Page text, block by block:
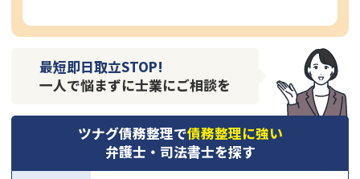
最短即日取立STOP!
一人で悩まずに士業にご相談を
ツナグ債務整理で債務整理に強い
弁護士・司法書士を探す